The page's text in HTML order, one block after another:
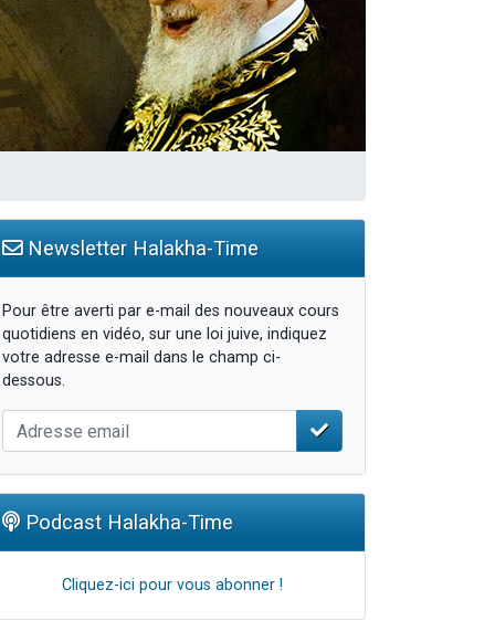
Newsletter Halakha-Time
Pour être averti par e-mail des nouveaux cours
quotidiens en vidéo, sur une loi juive, indiquez
votre adresse e-mail dans le champ ci-
dessous.
Podcast Halakha-Time
Cliquez-ici pour vous abonner !